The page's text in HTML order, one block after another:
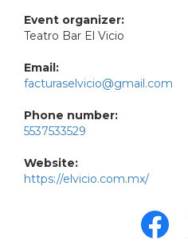
Event organizer:
Teatro Bar El Vicio
Email:
facturaselvicio@gmail.com
Phone number:
5537533529
Website:
https://elvicio.com.mx/